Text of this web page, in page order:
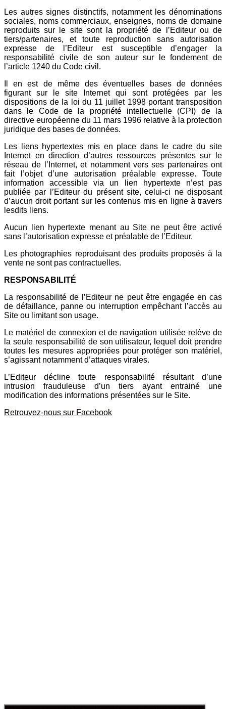
Les autres signes distinctifs, notamment les dénominations
sociales, noms commerciaux, enseignes, noms de domaine
reproduits sur le site sont la propriété de l’Editeur ou de
tiers/partenaires, et toute reproduction sans autorisation
expresse de l’Editeur est susceptible d’engager la
responsabilité civile de son auteur sur le fondement de
l’article 1240 du Code civil.
Il en est de même des éventuelles bases de données
figurant sur le site Internet qui sont protégées par les
dispositions de la loi du 11 juillet 1998 portant transposition
dans le Code de la propriété intellectuelle (CPI) de la
directive européenne du 11 mars 1996 relative à la protection
juridique des bases de données.
Les liens hypertextes mis en place dans le cadre du site
Internet en direction d’autres ressources présentes sur le
réseau de l’Internet, et notamment vers ses partenaires ont
fait l’objet d’une autorisation préalable expresse. Toute
information accessible via un lien hypertexte n’est pas
publiée par l’Editeur du présent site, celui-ci ne disposant
d’aucun droit portant sur les contenus mis en ligne à travers
lesdits liens.
Aucun lien hypertexte menant au Site ne peut être activé
sans l’autorisation expresse et préalable de l’Editeur.
Les photographies reproduisant des produits proposés à la
vente ne sont pas contractuelles.
RESPONSABILITÉ
La responsabilité de l’Editeur ne peut être engagée en cas
de défaillance, panne ou interruption empêchant l’accès au
Site ou limitant son usage.
Le matériel de connexion et de navigation utilisée relève de
la seule responsabilité de son utilisateur, lequel doit prendre
toutes les mesures appropriées pour protéger son matériel,
s’agissant notamment d’attaques virales.
L’Editeur décline toute responsabilité résultant d’une
intrusion frauduleuse d’un tiers ayant entrainé une
modification des informations présentées sur le Site.
Retrouvez-nous sur Facebook